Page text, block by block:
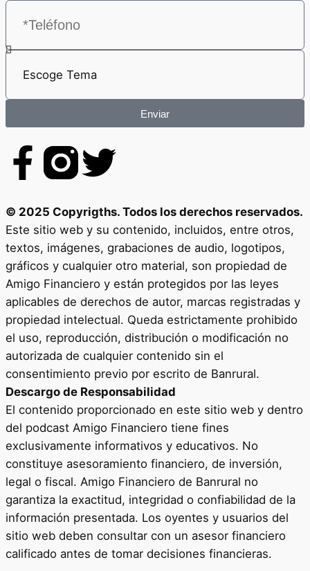
Enviar
© 2025 Copyrigths. Todos los derechos reservados.
Este sitio web y su contenido, incluidos, entre otros,
textos, imágenes, grabaciones de audio, logotipos,
gráficos y cualquier otro material, son propiedad de
Amigo Financiero y están protegidos por las leyes
aplicables de derechos de autor, marcas registradas y
propiedad intelectual. Queda estrictamente prohibido
el uso, reproducción, distribución o modificación no
autorizada de cualquier contenido sin el
consentimiento previo por escrito de Banrural.
Descargo de Responsabilidad
El contenido proporcionado en este sitio web y dentro
del podcast Amigo Financiero tiene fines
exclusivamente informativos y educativos. No
constituye asesoramiento financiero, de inversión,
legal o fiscal. Amigo Financiero de Banrural no
garantiza la exactitud, integridad o confiabilidad de la
información presentada. Los oyentes y usuarios del
sitio web deben consultar con un asesor financiero
calificado antes de tomar decisiones financieras.